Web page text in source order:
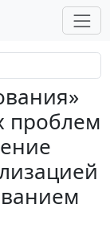
проблем